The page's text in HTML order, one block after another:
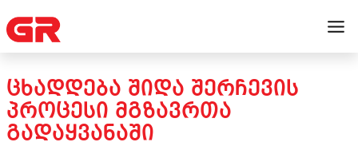
ᲪᲮᲐᲓᲓᲔᲑᲐ ᲨᲘᲓᲐ ᲨᲔᲠᲩᲔᲕᲘᲡ
ᲞᲠᲝᲪᲔᲡᲘ ᲛᲒᲖᲐᲕᲠᲗᲐ
ᲒᲐᲓᲐᲧᲕᲐᲜᲐᲨᲘ